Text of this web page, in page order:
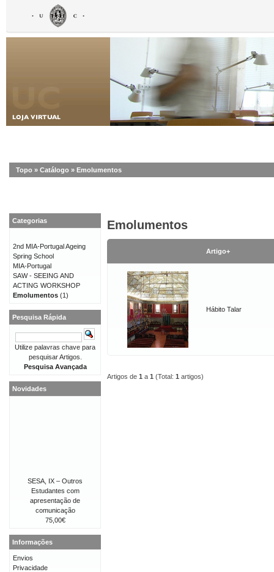
Topo » Catálogo » Emolumentos
Emolumentos
Artigo+
Hábito Talar
Artigos de 1 a 1 (Total: 1 artigos)
Categorias
2nd MIA-Portugal Ageing
Spring School
MIA-Portugal
SAW - SEEING AND
ACTING WORKSHOP
Emolumentos (1)
Pesquisa Rápida
Utilize palavras chave para
pesquisar Artigos.
Pesquisa Avançada
Novidades
SESA, IX – Outros
Estudantes com
apresentação de
comunicação
75,00€
Informações
Envios
Privacidade